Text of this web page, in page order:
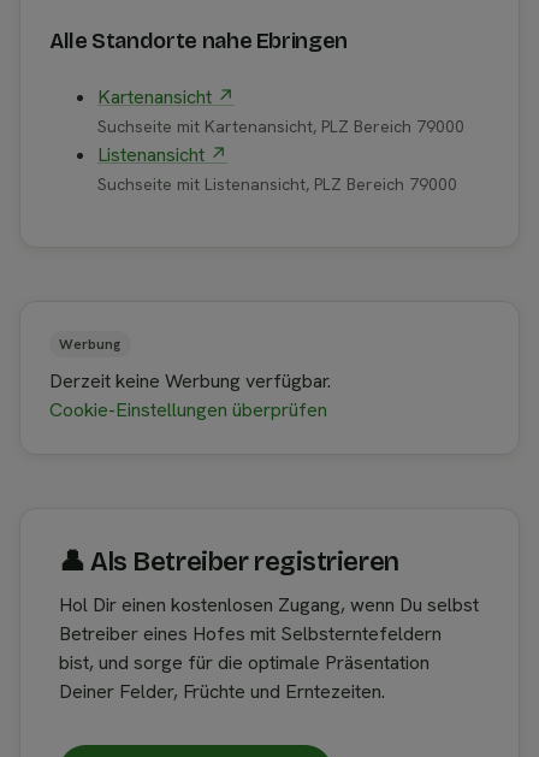
Alle Standorte nahe Ebringen
Kartenansicht ↗
Suchseite mit Kartenansicht, PLZ Bereich 79000
Listenansicht ↗
Suchseite mit Listenansicht, PLZ Bereich 79000
Werbung
Derzeit keine Werbung verfügbar.
Cookie-Einstellungen überprüfen
👤︎ Als Betreiber registrieren
Hol Dir einen kostenlosen Zugang, wenn Du selbst
Betreiber eines Hofes mit Selbsterntefeldern
bist, und sorge für die optimale Präsentation
Deiner Felder, Früchte und Erntezeiten.